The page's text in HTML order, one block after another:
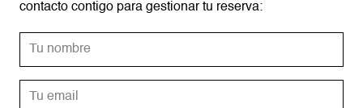
contacto contigo para gestionar tu reserva: